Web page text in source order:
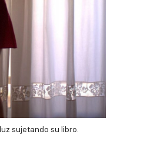
sujetando su libro.